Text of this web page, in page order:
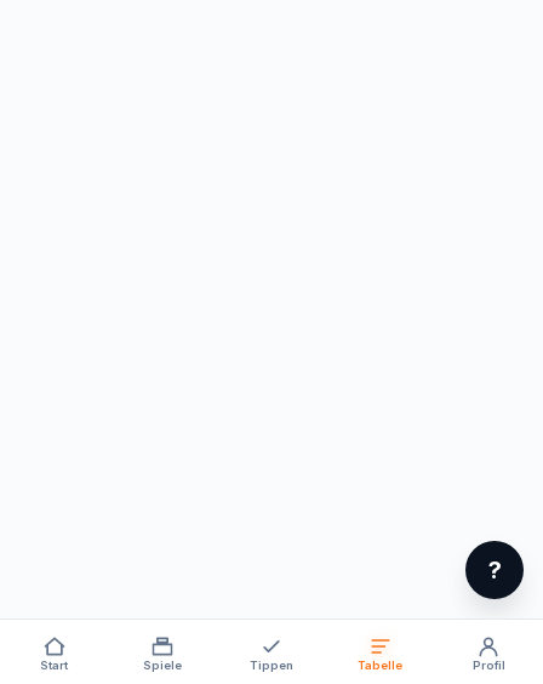
Start Spiele Tippen Tabelle Profil
?